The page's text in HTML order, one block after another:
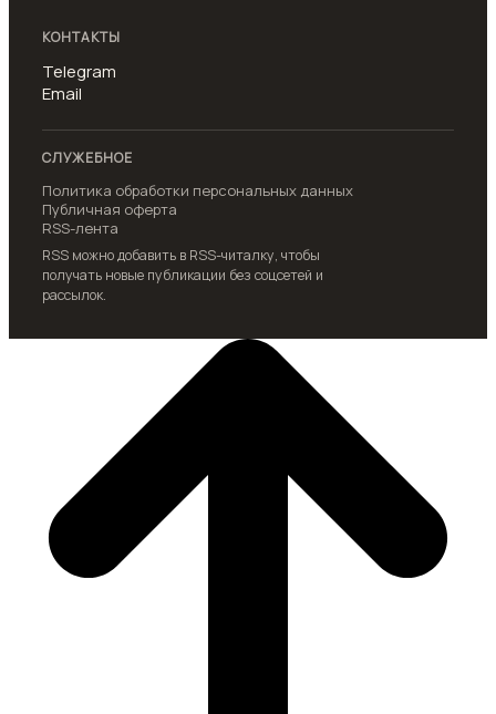
КОНТАКТЫ
Telegram
Email
СЛУЖЕБНОЕ
Политика обработки персональных данных
Публичная оферта
RSS-лента
RSS можно добавить в RSS-читалку, чтобы
получать новые публикации без соцсетей и
рассылок.